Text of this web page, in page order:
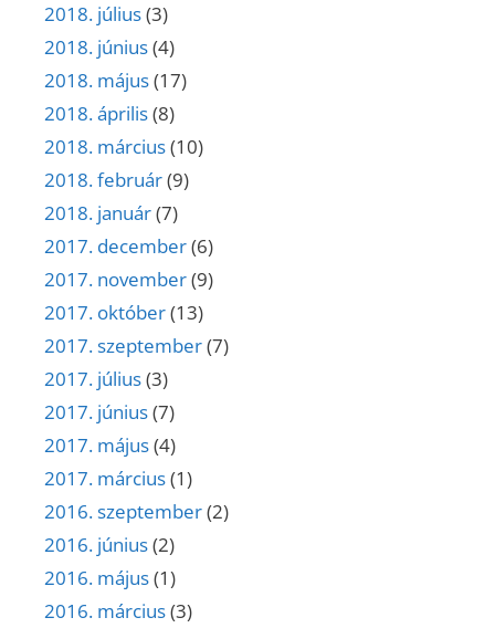
2018. július(3)
2018. június(4)
2018. május(17)
2018. április(8)
2018. március(10)
2018. február(9)
2018. január(7)
2017. december(6)
2017. november(9)
2017. október(13)
2017. szeptember(7)
2017. július(3)
2017. június(7)
2017. május(4)
2017. március(1)
2016. szeptember(2)
2016. június(2)
2016. május(1)
2016. március(3)